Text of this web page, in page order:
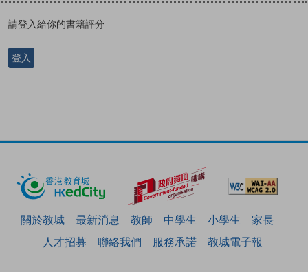
請登入給你的書籍評分
登入
關於教城 最新消息 教師 中學生 小學生
家長
人才招募
聯絡我們 服務承諾 教城電子報